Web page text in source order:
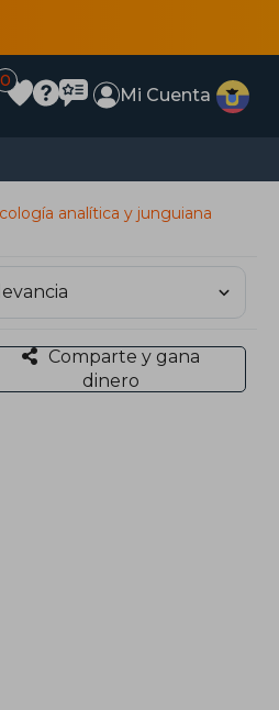
0
Mi Cuenta
analítica y junguiana
Comparte y gana
dinero